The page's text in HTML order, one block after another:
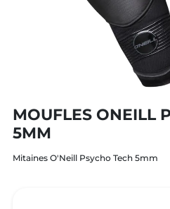
MOUFLES ONEILL
5MM
Mitaines O'Neill Psycho Tech 5mm